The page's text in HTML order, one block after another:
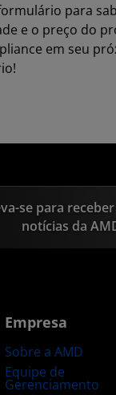
para
e o preço do
em seu
se para
notícias da
Empresa
Sobre a AMD
Equipe de
Gerenciamento